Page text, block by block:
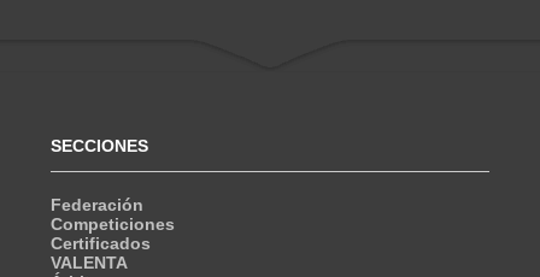
SECCIONES
Federación
Competiciones
Certificados
VALENTA